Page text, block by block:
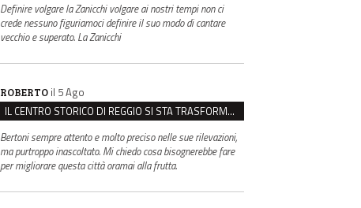
Definire volgare la Zanicchi volgare ai nostri tempi non ci
crede nessuno figuriamoci definire il suo modo di cantare
vecchio e superato. La Zanicchi
ROBERTO il 5 Ago
IL CENTRO STORICO DI REGGIO SI STA TRASFORMANDO, E NON IN MEGLIO
Bertoni sempre attento e molto preciso nelle sue rilevazioni,
ma purtroppo inascoltato. Mi chiedo cosa bisognerebbe fare
per migliorare questa città oramai alla frutta.